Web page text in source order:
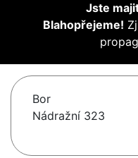
Jste
Blahopřejeme!
Bor
Nádražní 323